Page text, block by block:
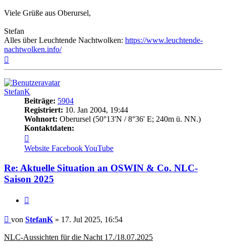
Viele Grüße aus Oberursel,
Stefan
Alles über Leuchtende Nachtwolken: https://www.leuchtende-
nachtwolken.info/
oben
StefanK
Beiträge: 5904
Registriert: 10. Jan 2004, 19:44
Wohnort: Oberursel (50°13'N / 8°36' E; 240m ü. NN.)
Kontaktdaten:
von
StefanK
Website FacebookYouTube
Re: Aktuelle Situation an OSWIN & Co. NLC-
Saison 2025
Beitrag
von StefanK » 17. Jul 2025, 16:54
NLC-Aussichten für die Nacht 17./18.07.2025